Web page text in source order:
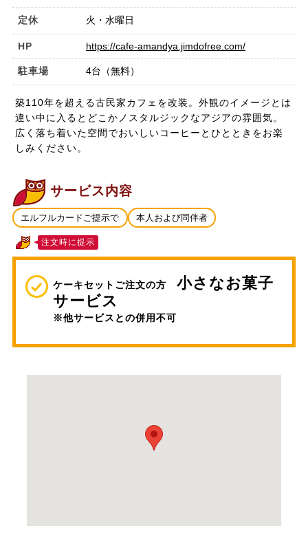
定休 火・水曜日
HP https://cafe-amandya.jimdofree.com/
駐車場 4台（無料）
築110年を超える古民家カフェを改装。外観のイメージとは
違い中に入るとどこかノスタルジックなアジアの雰囲気。
広く落ち着いた空間でおいしいコーヒーとひとときをお楽
しみください。
サービス内容
エルフルカードご提示で 本人および同伴者
注文時に提示
ケーキセットご注文の方小さなお菓子
サービス
※他サービスとの併用不可